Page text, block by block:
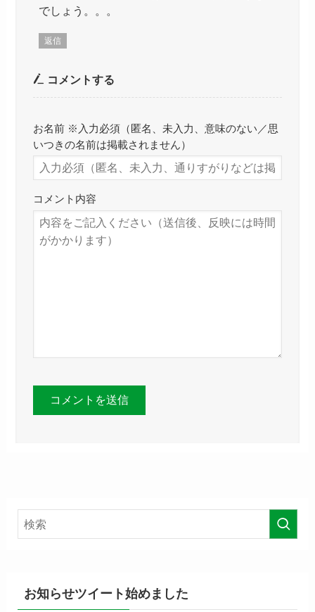
でしょう。。。
返信
コメントする
お名前 ※入力必須（匿名、未入力、意味のない／思
いつきの名前は掲載されません）
コメント内容
お知らせツイート始めました